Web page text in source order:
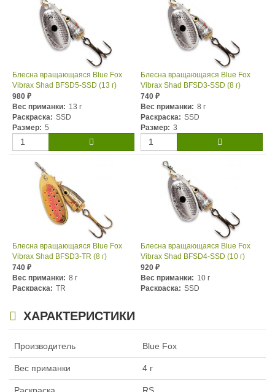
Блесна вращающаяся Blue Fox
Vibrax Shad BFSD5-SSD (13 г)
980 ₽
Вес приманки: 13 г
Раскраска: SSD
Размер: 5
Блесна вращающаяся Blue Fox
Vibrax Shad BFSD3-SSD (8 г)
740 ₽
Вес приманки: 8 г
Раскраска: SSD
Размер: 3
Блесна вращающаяся Blue Fox
Vibrax Shad BFSD3-TR (8 г)
740 ₽
Вес приманки: 8 г
Раскраска: TR
Блесна вращающаяся Blue Fox
Vibrax Shad BFSD4-SSD (10 г)
920 ₽
Вес приманки: 10 г
Раскраска: SSD
ХАРАКТЕРИСТИКИ
Производитель Blue Fox
Вес приманки 4 г